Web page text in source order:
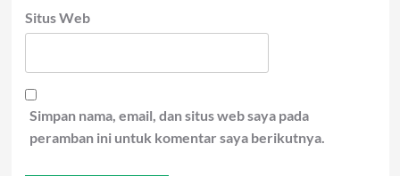
Situs Web
Simpan nama, email, dan situs web saya pada
peramban ini untuk komentar saya berikutnya.